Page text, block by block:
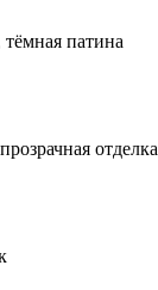
патина
отделка